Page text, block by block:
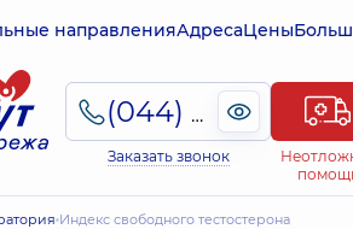
направленияАдресаЦены
(044) 495-2-888
Заказать звонок
Индекс свободного тестостерона